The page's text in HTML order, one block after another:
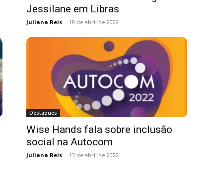
Jessilane em Libras
Juliana Reis - 18 de abril de 2022
Destaques
Wise Hands fala sobre inclusão
social na Autocom
Juliana Reis - 13 de abril de 2022